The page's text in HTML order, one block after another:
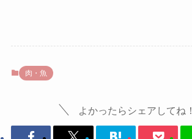
肉・魚
よかったらシェアしてね！